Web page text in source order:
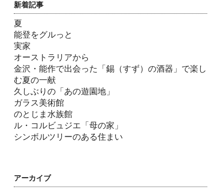
新着記事
夏
能登をグルっと
実家
オーストラリアから
金沢・能作で出会った「錫（すず）の酒器」で楽し
む夏の一献
久しぶりの「あの遊園地」
ガラス美術館
のとじま水族館
ル・コルビュジエ「母の家」
シンボルツリーのある住まい
アーカイブ